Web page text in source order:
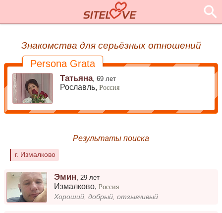
Знакомства для серьёзных отношений
Persona Grata
Татьяна,69 лет
Рославль,Россия
Результаты поиска
г. Измалково
Эмин 29 лет
Измалково,Россия
Хороший, добрый, отзывчивый